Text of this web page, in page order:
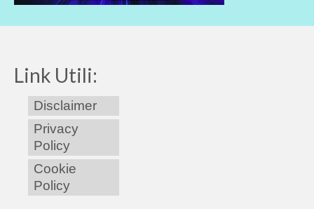
Link Utili:
Disclaimer
Privacy
Policy
Cookie
Policy